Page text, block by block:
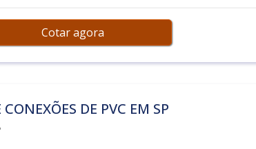
Cotar agora
DE PVC EM SP